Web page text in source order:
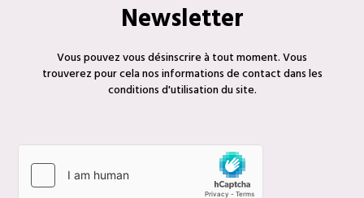
Newsletter
Vous pouvez vous désinscrire à tout moment. Vous
trouverez pour cela nos informations de contact dans les
conditions d'utilisation du site.